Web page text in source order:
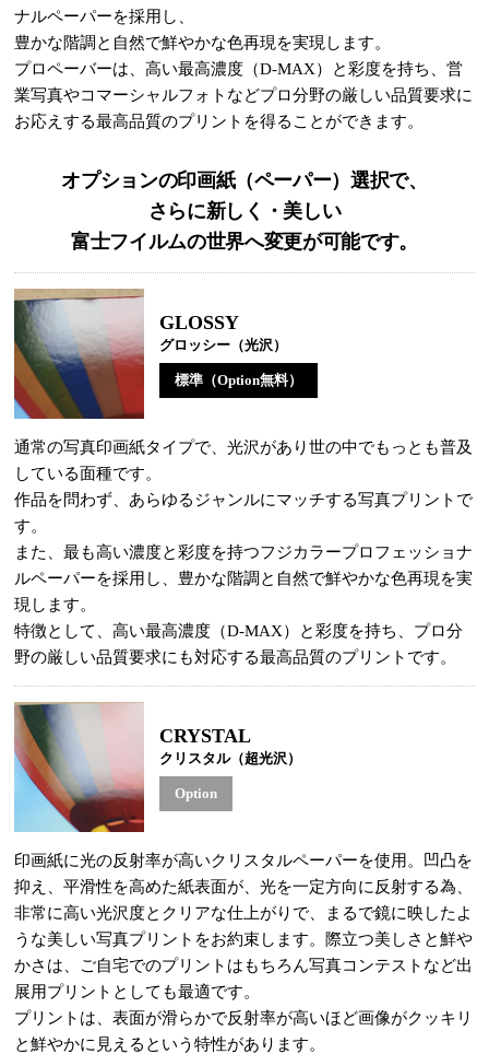
ナルペーパーを採用し、
豊かな階調と自然で鮮やかな色再現を実現します。
プロペーバーは、高い最高濃度（D-MAX）と彩度を持ち、営
業写真やコマーシャルフォトなどプロ分野の厳しい品質要求に
お応えする最高品質のプリントを得ることができます。
オプションの印画紙（ペーパー）選択で、
さらに新しく・美しい
富士フイルムの世界へ変更が可能です。
GLOSSY
グロッシー（光沢）
標準（Option無料）
通常の写真印画紙タイプで、光沢があり世の中でもっとも普及
している面種です。
作品を問わず、あらゆるジャンルにマッチする写真プリントで
す。
また、最も高い濃度と彩度を持つフジカラープロフェッショナ
ルペーパーを採用し、豊かな階調と自然で鮮やかな色再現を実
現します。
特徴として、高い最高濃度（D-MAX）と彩度を持ち、プロ分
野の厳しい品質要求にも対応する最高品質のプリントです。
CRYSTAL
クリスタル（超光沢）
Option
印画紙に光の反射率が高いクリスタルペーパーを使用。凹凸を
抑え、平滑性を高めた紙表面が、光を一定方向に反射する為、
非常に高い光沢度とクリアな仕上がりで、まるで鏡に映したよ
うな美しい写真プリントをお約束します。際立つ美しさと鮮や
かさは、ご自宅でのプリントはもちろん写真コンテストなど出
展用プリントとしても最適です。
プリントは、表面が滑らかで反射率が高いほど画像がクッキリ
と鮮やかに見えるという特性があります。